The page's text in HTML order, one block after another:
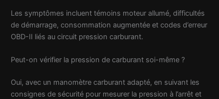
Les symptômes incluent témoins moteur allumé, difficultés
de démarrage, consommation augmentée et codes d’erreur
OBD-II liés au circuit pression carburant.
Peut-on vérifier la pression de carburant soi-même ?
Oui, avec un manomètre carburant adapté, en suivant les
consignes de sécurité pour mesurer la pression à l’arrêt et